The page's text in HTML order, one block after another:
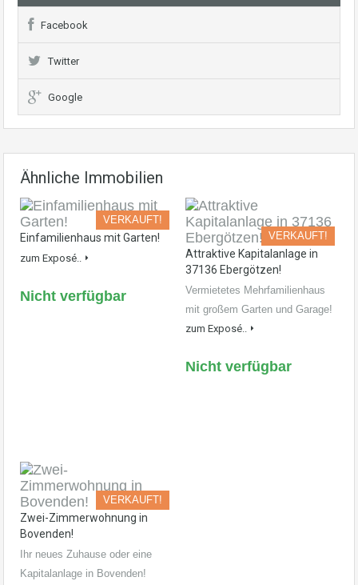
Facebook
Twitter
Google
Ähnliche Immobilien
VERKAUFT!
Einfamilienhaus mit Garten!
zum Exposé..
Nicht verfügbar
VERKAUFT!
Attraktive Kapitalanlage in
37136 Ebergötzen!
Vermietetes Mehrfamilienhaus
mit großem Garten und Garage!
zum Exposé..
Nicht verfügbar
VERKAUFT!
Zwei-Zimmerwohnung in
Bovenden!
Ihr neues Zuhause oder eine
Kapitalanlage in Bovenden!